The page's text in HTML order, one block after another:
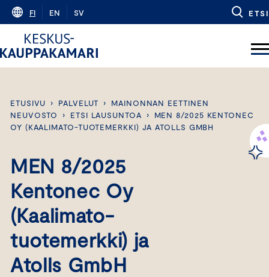
Skip
content
FI EN SV ETSI
ETUSIVU › PALVELUT ›
MAINONNAN EETTINEN
NEUVOSTO
› ETSI LAUSUNTOA ›
MEN 8/2025 KENTONEC
OY (KAALIMATO-TUOTEMERKKI) JA ATOLLS GMBH
MEN 8/2025
Kentonec Oy
(Kaalimato-
tuotemerkki) ja
Atolls GmbH